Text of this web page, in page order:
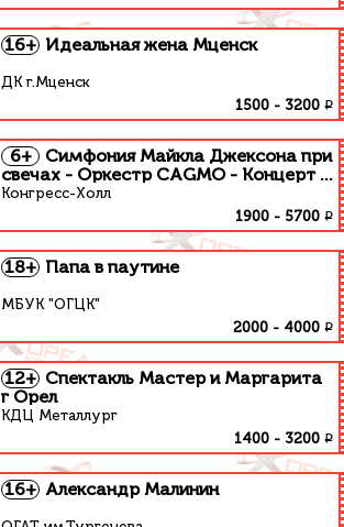
16+ Идеальная жена Мценск
ДК г.Мценск
1500 - 3200 ₽
6+
Симфония Майкла Джексона при
свечах - Оркестр CAGMO - Концерт в
Орле
Конгресс-Холл
1900 - 5700 ₽
18+ Папа в паутине
МБУК "ОГЦК"
2000 - 4000 ₽
12+ Спектакль Мастер и Маргарита
г Орел
КДЦ Металлург
1400 - 3200 ₽
16+ Александр Малинин